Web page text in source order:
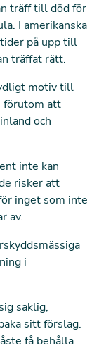
träff till död för
I amerikanska
på upp till
träffat rätt.
motiv till
förutom att
och
inte kan
risker att
inget som inte
av.
i
saklig,
sitt förslag.
få behålla